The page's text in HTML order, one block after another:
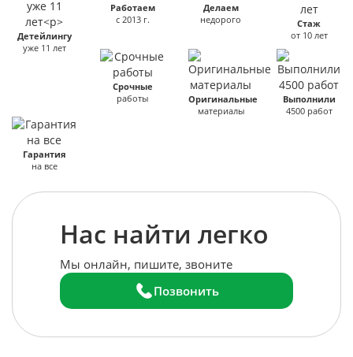
Детейлингу
уже 11 лет
Работаем
с 2013 г.
Делаем
недорого
Стаж
от 10 лет
Срочные
работы
Оригинальные
материалы
Выполнили
4500 работ
Гарантия
на все
Нас найти легко
Мы онлайн, пишите, звоните
Позвонить